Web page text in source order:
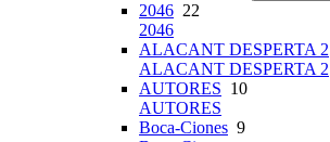
2046 22
2046
ALACANT DESPERTA 2
ALACANT DESPERTA 2
AUTORES 10
AUTORES
Boca-Ciones 9